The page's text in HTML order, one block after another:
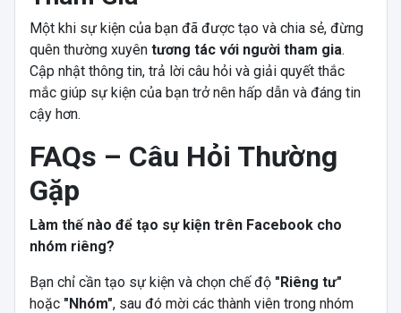
Một khi sự kiện của bạn đã được tạo và chia sẻ, đừng
quên thường xuyên tương tác với người tham gia.
Cập nhật thông tin, trả lời câu hỏi và giải quyết thắc
mắc giúp sự kiện của bạn trở nên hấp dẫn và đáng tin
cậy hơn.
FAQs – Câu Hỏi Thường
Gặp
Làm thế nào để tạo sự kiện trên Facebook cho
nhóm riêng?
Bạn chỉ cần tạo sự kiện và chọn chế độ "Riêng tư"
hoặc "Nhóm", sau đó mời các thành viên trong nhóm